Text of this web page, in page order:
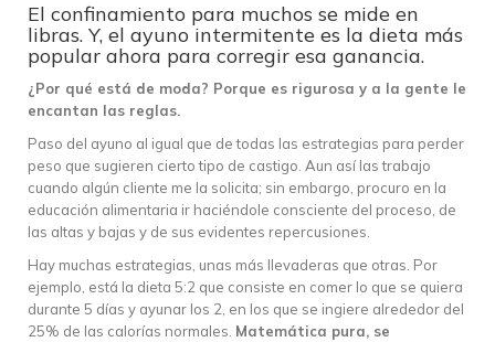
El confinamiento para muchos se mide en
libras. Y, el ayuno intermitente es la dieta más
popular ahora para corregir esa ganancia.
¿Por qué está de moda? Porque es rigurosa y a la gente le
encantan las reglas.
Paso del ayuno al igual que de todas las estrategias para perder
peso que sugieren cierto tipo de castigo. Aun así las trabajo
cuando algún cliente me la solicita; sin embargo, procuro en la
educación alimentaria ir haciéndole consciente del proceso, de
las altas y bajas y de sus evidentes repercusiones.
Hay muchas estrategias, unas más llevaderas que otras. Por
ejemplo, está la dieta 5:2 que consiste en comer lo que se quiera
durante 5 días y ayunar los 2, en los que se ingiere alrededor del
25% de las calorías normales. Matemática pura, se